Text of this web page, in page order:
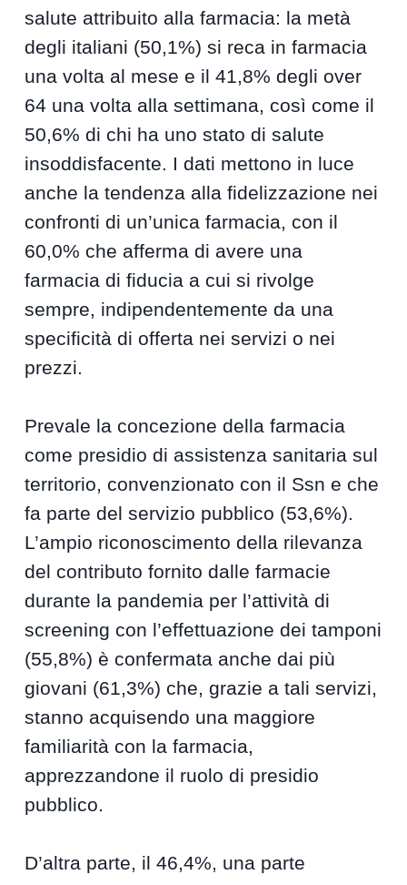
salute attribuito alla farmacia: la metà
degli italiani (50,1%) si reca in farmacia
una volta al mese e il 41,8% degli over
64 una volta alla settimana, così come il
50,6% di chi ha uno stato di salute
insoddisfacente. I dati mettono in luce
anche la tendenza alla fidelizzazione nei
confronti di un’unica farmacia, con il
60,0% che afferma di avere una
farmacia di fiducia a cui si rivolge
sempre, indipendentemente da una
specificità di offerta nei servizi o nei
prezzi.
Prevale la concezione della farmacia
come presidio di assistenza sanitaria sul
territorio, convenzionato con il Ssn e che
fa parte del servizio pubblico (53,6%).
L’ampio riconoscimento della rilevanza
del contributo fornito dalle farmacie
durante la pandemia per l’attività di
screening con l’effettuazione dei tamponi
(55,8%) è confermata anche dai più
giovani (61,3%) che, grazie a tali servizi,
stanno acquisendo una maggiore
familiarità con la farmacia,
apprezzandone il ruolo di presidio
pubblico.
D’altra parte, il 46,4%, una parte